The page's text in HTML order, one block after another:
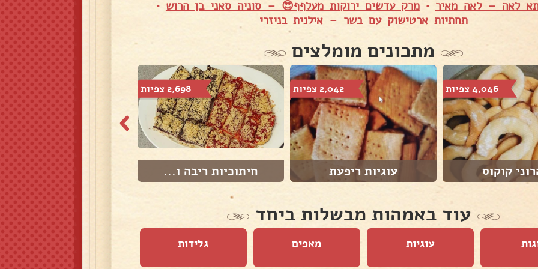
לאה – לאה מאיר •מרק עדשים ירוקות מעלףף😍 – סוניה סאני בן הרוש •
תחתיות ארטישוק עם בשר – אילנית בניזרי
מתכונים מומלצים
4,046 צפיות
קוקוס
2,042 צפיות
עוגיות ריפעת
2,698 צפיות
חיתוכיות ריבה ו...
עוד באמהות מבשלות ביחד
עוגיות מאפים גלידות